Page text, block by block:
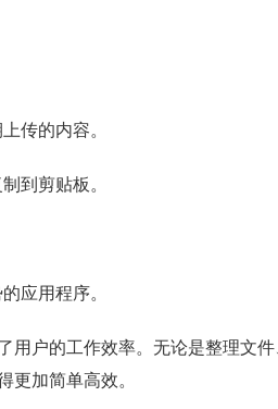
传的内容。
到剪贴板。
应用程序。
用户的工作效率。无论是整理文
更加简单高效。